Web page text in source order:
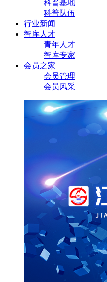
科普基地
科普队伍
行业新闻
智库人才
青年人才
智库专家
会员之家
会员管理
会员风采